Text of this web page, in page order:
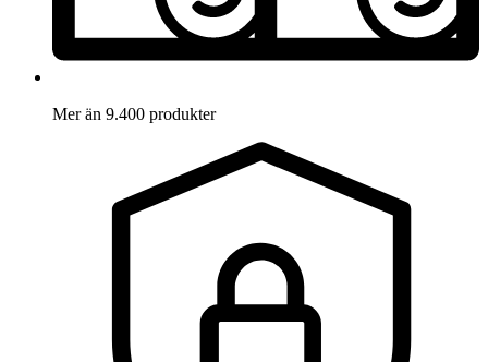
Mer än 9.400 produkter